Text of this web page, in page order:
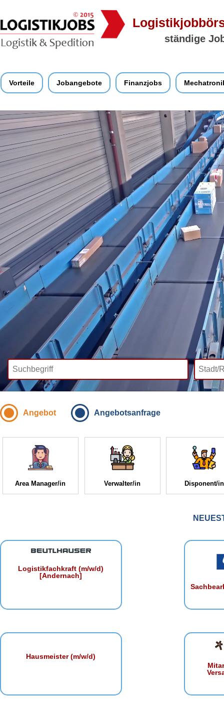
ständige
Vorteile Jobangebote Finanzjobs
Angebot Angebotsanfrage
Area Manager/in Verwalter/in Disponent/in
Logistikfachkraft (m/w/d)
[Andernach]
Hausmeister (m/w/d)